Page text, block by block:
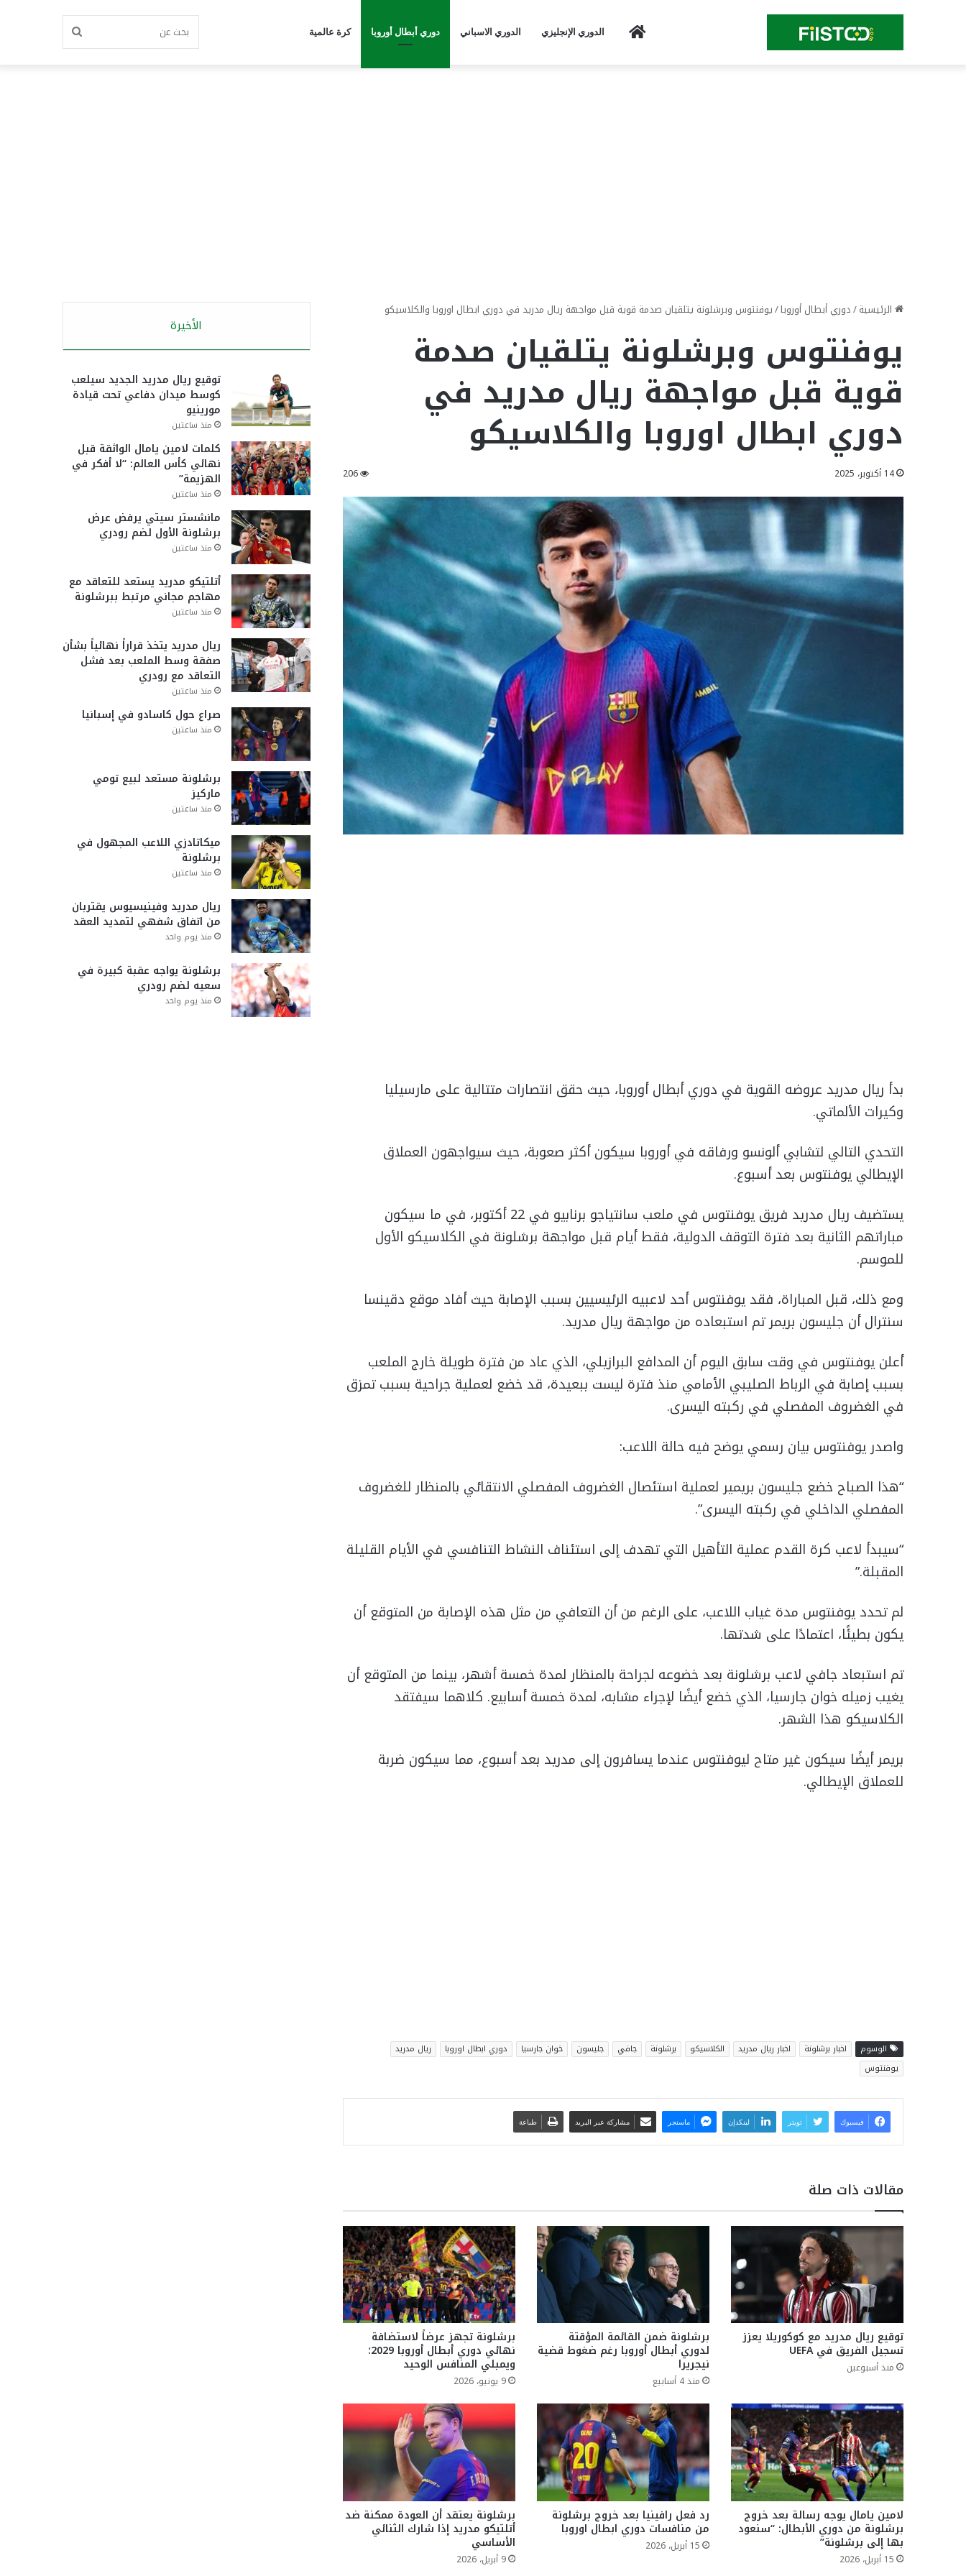
Home الدوري الإنجليزي الدوري الاسباني دوري أبطال أوروبا كرة عالمية بحث
الرئيسية/دوري أبطال أوروبا/يوفنتوس وبرشلونة يتلقيان صدمة قوية قبل مواجهة ريال مدريد في دوري ابطال اوروبا والكلاسيكو
يوفنتوس وبرشلونة يتلقيان صدمة
قوية قبل مواجهة ريال مدريد في
دوري ابطال اوروبا والكلاسيكو
14 أكتوبر، 2025 206
بدأ ريال مدريد عروضه القوية في دوري أبطال أوروبا، حيث حقق انتصارات متتالية على مارسيليا
وكيرات الألماتي.
التحدي التالي لتشابي ألونسو ورفاقه في أوروبا سيكون أكثر صعوبة، حيث سيواجهون العملاق
الإيطالي يوفنتوس بعد أسبوع.
يستضيف ريال مدريد فريق يوفنتوس في ملعب سانتياجو برنابيو في 22 أكتوبر، في ما سيكون
مباراتهم الثانية بعد فترة التوقف الدولية، فقط أيام قبل مواجهة برشلونة في الكلاسيكو الأول
للموسم.
ومع ذلك، قبل المباراة، فقد يوفنتوس أحد لاعبيه الرئيسيين بسبب الإصابة حيث أفاد موقع دقينسا
سنترال أن جليسون بريمر تم استبعاده من مواجهة ريال مدريد.
أعلن يوفنتوس في وقت سابق اليوم أن المدافع البرازيلي، الذي عاد من فترة طويلة خارج الملعب
بسبب إصابة في الرباط الصليبي الأمامي منذ فترة ليست ببعيدة، قد خضع لعملية جراحية بسبب تمزق
في الغضروف المفصلي في ركبته اليسرى.
واصدر يوفنتوس بيان رسمي يوضح فيه حالة اللاعب:
“هذا الصباح خضع جليسون بريمير لعملية استئصال الغضروف المفصلي الانتقائي بالمنظار للغضروف
المفصلي الداخلي في ركبته اليسرى”.
“سيبدأ لاعب كرة القدم عملية التأهيل التي تهدف إلى استئناف النشاط التنافسي في الأيام القليلة
المقبلة.”
لم تحدد يوفنتوس مدة غياب اللاعب، على الرغم من أن التعافي من مثل هذه الإصابة من المتوقع أن
يكون بطيئًا، اعتمادًا على شدتها.
تم استبعاد جافي لاعب برشلونة بعد خضوعه لجراحة بالمنظار لمدة خمسة أشهر، بينما من المتوقع أن
يغيب زميله خوان جارسيا، الذي خضع أيضًا لإجراء مشابه، لمدة خمسة أسابيع. كلاهما سيفتقد
الكلاسيكو هذا الشهر.
بريمر أيضًا سيكون غير متاح ليوفنتوس عندما يسافرون إلى مدريد بعد أسبوع، مما سيكون ضربة
للعملاق الإيطالي.
الوسوم اخبار برشلونة اخبار ريال مدريد الكلاسيكو برشلونة جافي جليسون خوان جارسيا دوري ابطال اوروبا
ريال مدريد
يوفنتوس
فيسبوك تويتر لينكدإن ماسنجر مشاركة عبر البريد طباعة
مقالات ذات صلة
توقيع ريال مدريد مع كوكوريلا يعزز
تسجيل الفريق في UEFA
منذ أسبوعين
برشلونة ضمن القائمة المؤقتة
لدوري أبطال أوروبا رغم ضغوط قضية
نيجريرا
منذ 4 أسابيع
برشلونة تجهز عرضاً لاستضافة
نهائي دوري أبطال أوروبا 2029؛
ويمبلي المنافس الوحيد
9 يونيو، 2026
لامين يامال يوجه رسالة بعد خروج
برشلونة من دوري الأبطال: “سنعود
بها إلى برشلونة”
15 أبريل، 2026
رد فعل رافينيا بعد خروج برشلونة
من منافسات دوري ابطال اوروبا
15 أبريل، 2026
برشلونة يعتقد أن العودة ممكنة ضد
أتلتيكو مدريد إذا شارك الثنائي
الأساسي
9 أبريل، 2026
الأخيرة
توقيع ريال مدريد الجديد سيلعب
كوسط ميدان دفاعي تحت قيادة
مورينيو
منذ ساعتين
كلمات لامين يامال الواثقة قبل
نهائي كأس العالم: “لا أفكر في
الهزيمة”
منذ ساعتين
مانشستر سيتي يرفض عرض
برشلونة الأول لضم رودري
منذ ساعتين
أتلتيكو مدريد يستعد للتعاقد مع
مهاجم مجاني مرتبط ببرشلونة
منذ ساعتين
ريال مدريد يتخذ قراراً نهائياً بشأن
صفقة وسط الملعب بعد فشل
التعاقد مع رودري
منذ ساعتين
صراع حول كاسادو في إسبانيا
منذ ساعتين
برشلونة مستعد لبيع تومي
ماركيز
منذ ساعتين
ميكاتادزي اللاعب المجهول في
برشلونة
منذ ساعتين
ريال مدريد وفينيسيوس يقتربان
من اتفاق شفهي لتمديد العقد
منذ يوم واحد
برشلونة يواجه عقبة كبيرة في
سعيه لضم رودري
منذ يوم واحد